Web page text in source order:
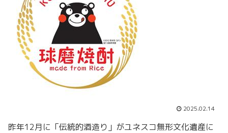
2025.02.14
昨年12月に「伝統的酒造り」がユネスコ無形文化遺産に